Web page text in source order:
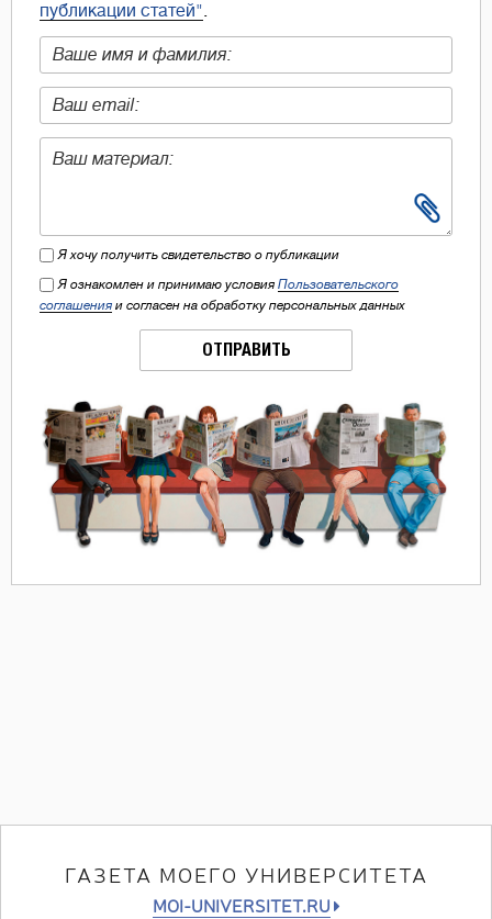
публикации статей".
Я хочу получить свидетельство о публикации
Я ознакомлен и принимаю условия Пользовательского
соглашения и согласен на обработку персональных данных
ОТПРАВИТЬ
ГАЗЕТА МОЕГО УНИВЕРСИТЕТА
MOI-UNIVERSITET.RU